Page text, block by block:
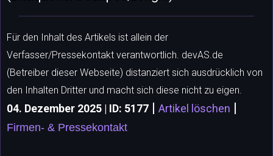
Für den Inhalt des Artikels ist allein der
Verfasser/Pressekontakt verantwortlich. devAS.de
(Betreiber dieser Webseite) distanziert sich ausdrücklich von
den Inhalten Dritter und macht sich diese nicht zu eigen.
04. Dezember 2025 | ID: 5177 | Artikel löschen |
Firmen- & Pressekontakt